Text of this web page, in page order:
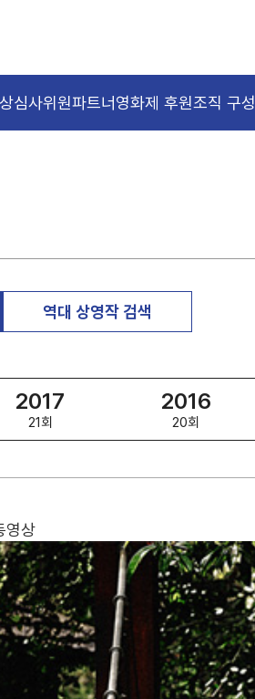
심사위원파트너영화제 후원조직 구성
역대 상영작 검색
2017
21회
2016
20회
영상